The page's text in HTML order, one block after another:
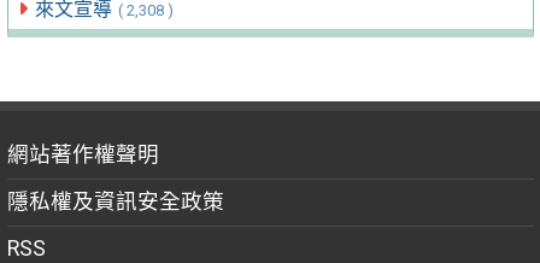
來文宣導 ( 2,308 )
網站著作權聲明
隱私權及資訊安全政策
RSS